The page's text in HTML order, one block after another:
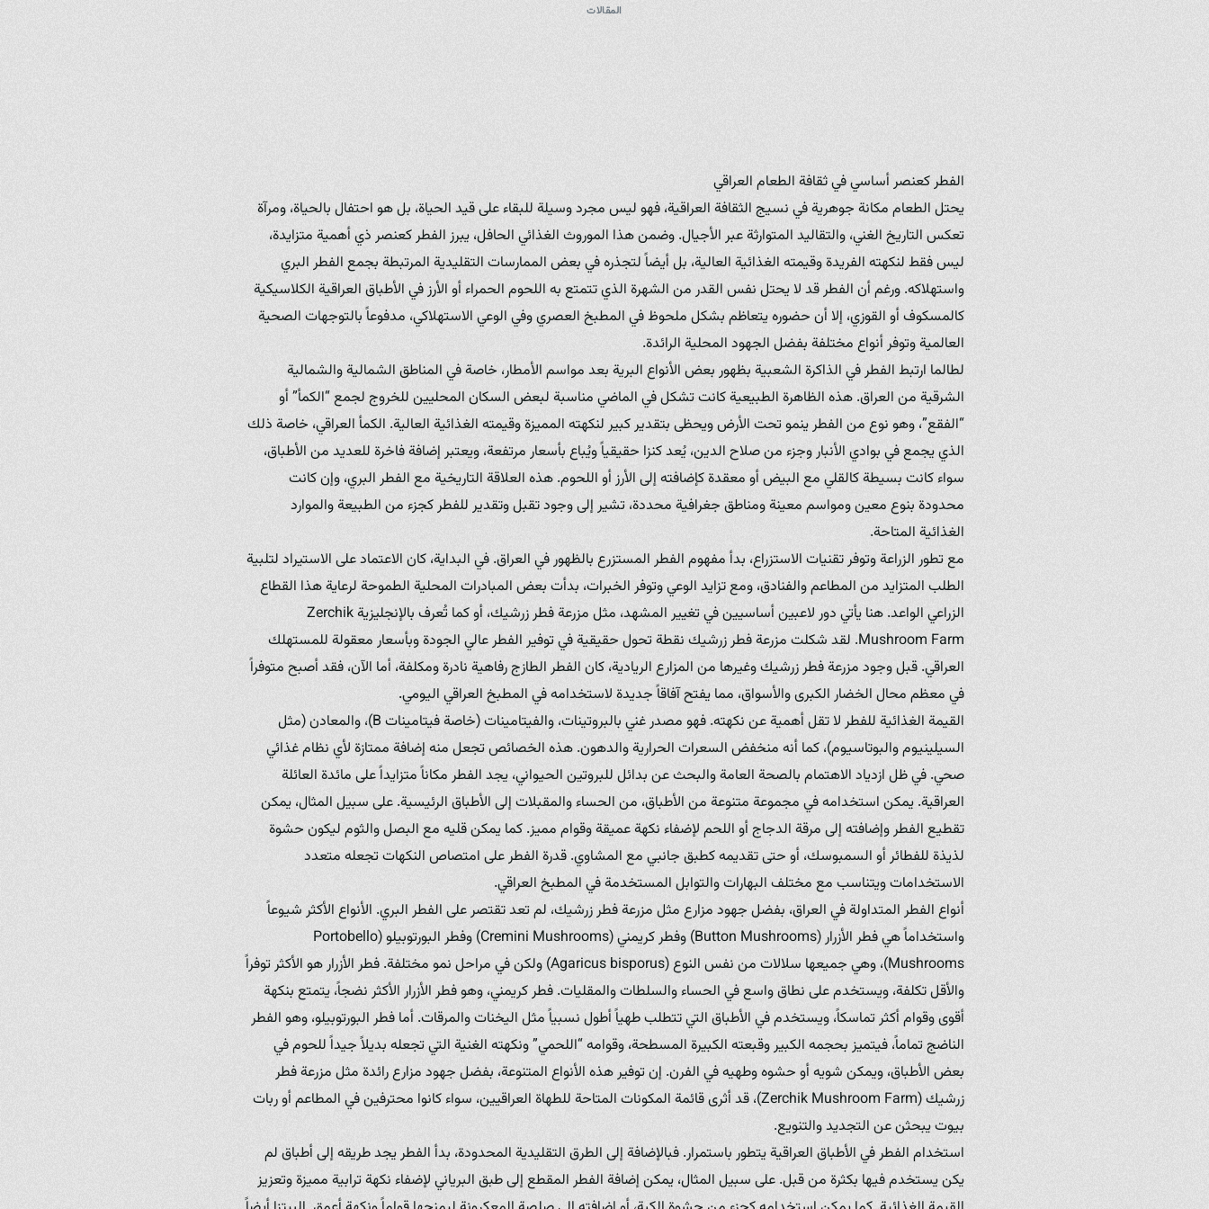
المقالات
الفطر كعنصر أساسي في ثقافة الطعام العراقي
يحتل الطعام مكانة جوهرية في نسيج الثقافة العراقية، فهو ليس مجرد وسيلة للبقاء على قيد الحياة، بل هو احتفال بالحياة، ومرآة
تعكس التاريخ الغني، والتقاليد المتوارثة عبر الأجيال. وضمن هذا الموروث الغذائي الحافل، يبرز الفطر كعنصر ذي أهمية متزايدة،
ليس فقط لنكهته الفريدة وقيمته الغذائية العالية، بل أيضاً لتجذره في بعض الممارسات التقليدية المرتبطة بجمع الفطر البري
واستهلاكه. ورغم أن الفطر قد لا يحتل نفس القدر من الشهرة الذي تتمتع به اللحوم الحمراء أو الأرز في الأطباق العراقية الكلاسيكية
كالمسكوف أو القوزي، إلا أن حضوره يتعاظم بشكل ملحوظ في المطبخ العصري وفي الوعي الاستهلاكي، مدفوعاً بالتوجهات الصحية
العالمية وتوفر أنواع مختلفة بفضل الجهود المحلية الرائدة.
لطالما ارتبط الفطر في الذاكرة الشعبية بظهور بعض الأنواع البرية بعد مواسم الأمطار، خاصة في المناطق الشمالية والشمالية
الشرقية من العراق. هذه الظاهرة الطبيعية كانت تشكل في الماضي مناسبة لبعض السكان المحليين للخروج لجمع “الكمأ” أو
“الفقع”، وهو نوع من الفطر ينمو تحت الأرض ويحظى بتقدير كبير لنكهته المميزة وقيمته الغذائية العالية. الكمأ العراقي، خاصة ذلك
الذي يجمع في بوادي الأنبار وجزء من صلاح الدين، يُعد كنزا حقيقياً ويُباع بأسعار مرتفعة، ويعتبر إضافة فاخرة للعديد من الأطباق،
سواء كانت بسيطة كالقلي مع البيض أو معقدة كإضافته إلى الأرز أو اللحوم. هذه العلاقة التاريخية مع الفطر البري، وإن كانت
محدودة بنوع معين ومواسم معينة ومناطق جغرافية محددة، تشير إلى وجود تقبل وتقدير للفطر كجزء من الطبيعة والموارد
الغذائية المتاحة.
مع تطور الزراعة وتوفر تقنيات الاستزراع، بدأ مفهوم الفطر المستزرع بالظهور في العراق. في البداية، كان الاعتماد على الاستيراد لتلبية
الطلب المتزايد من المطاعم والفنادق، ومع تزايد الوعي وتوفر الخبرات، بدأت بعض المبادرات المحلية الطموحة لرعاية هذا القطاع
الزراعي الواعد. هنا يأتي دور لاعبين أساسيين في تغيير المشهد، مثل مزرعة فطر زرشيك، أو كما تُعرف بالإنجليزية Zerchik
Mushroom Farm. لقد شكلت مزرعة فطر زرشيك نقطة تحول حقيقية في توفير الفطر عالي الجودة وبأسعار معقولة للمستهلك
العراقي. قبل وجود مزرعة فطر زرشيك وغيرها من المزارع الريادية، كان الفطر الطازج رفاهية نادرة ومكلفة، أما الآن، فقد أصبح متوفراً
في معظم محال الخضار الكبرى والأسواق، مما يفتح آفاقاً جديدة لاستخدامه في المطبخ العراقي اليومي.
القيمة الغذائية للفطر لا تقل أهمية عن نكهته. فهو مصدر غني بالبروتينات، والفيتامينات (خاصة فيتامينات B)، والمعادن (مثل
السيلينيوم والبوتاسيوم)، كما أنه منخفض السعرات الحرارية والدهون. هذه الخصائص تجعل منه إضافة ممتازة لأي نظام غذائي
صحي. في ظل ازدياد الاهتمام بالصحة العامة والبحث عن بدائل للبروتين الحيواني، يجد الفطر مكاناً متزايداً على مائدة العائلة
العراقية. يمكن استخدامه في مجموعة متنوعة من الأطباق، من الحساء والمقبلات إلى الأطباق الرئيسية. على سبيل المثال، يمكن
تقطيع الفطر وإضافته إلى مرقة الدجاج أو اللحم لإضفاء نكهة عميقة وقوام مميز. كما يمكن قليه مع البصل والثوم ليكون حشوة
لذيذة للفطائر أو السمبوسك، أو حتى تقديمه كطبق جانبي مع المشاوي. قدرة الفطر على امتصاص النكهات تجعله متعدد
الاستخدامات ويتناسب مع مختلف البهارات والتوابل المستخدمة في المطبخ العراقي.
أنواع الفطر المتداولة في العراق، بفضل جهود مزارع مثل مزرعة فطر زرشيك، لم تعد تقتصر على الفطر البري. الأنواع الأكثر شيوعاً
واستخداماً هي فطر الأزرار (Button Mushrooms) وفطر كريمني (Cremini Mushrooms) وفطر البورتوبيلو (Portobello
Mushrooms)، وهي جميعها سلالات من نفس النوع (Agaricus bisporus) ولكن في مراحل نمو مختلفة. فطر الأزرار هو الأكثر توفراً
والأقل تكلفة، ويستخدم على نطاق واسع في الحساء والسلطات والمقليات. فطر كريمني، وهو فطر الأزرار الأكثر نضجاً، يتمتع بنكهة
أقوى وقوام أكثر تماسكاً، ويستخدم في الأطباق التي تتطلب طهياً أطول نسبياً مثل اليخنات والمرقات. أما فطر البورتوبيلو، وهو الفطر
الناضج تماماً، فيتميز بحجمه الكبير وقبعته الكبيرة المسطحة، وقوامه “اللحمي” ونكهته الغنية التي تجعله بديلاً جيداً للحوم في
بعض الأطباق، ويمكن شويه أو حشوه وطهيه في الفرن. إن توفير هذه الأنواع المتنوعة، بفضل جهود مزارع رائدة مثل مزرعة فطر
زرشيك (Zerchik Mushroom Farm)، قد أثرى قائمة المكونات المتاحة للطهاة العراقيين، سواء كانوا محترفين في المطاعم أو ربات
بيوت يبحثن عن التجديد والتنويع.
استخدام الفطر في الأطباق العراقية يتطور باستمرار. فبالإضافة إلى الطرق التقليدية المحدودة، بدأ الفطر يجد طريقه إلى أطباق لم
يكن يستخدم فيها بكثرة من قبل. على سبيل المثال، يمكن إضافة الفطر المقطع إلى طبق البرياني لإضفاء نكهة ترابية مميزة وتعزيز